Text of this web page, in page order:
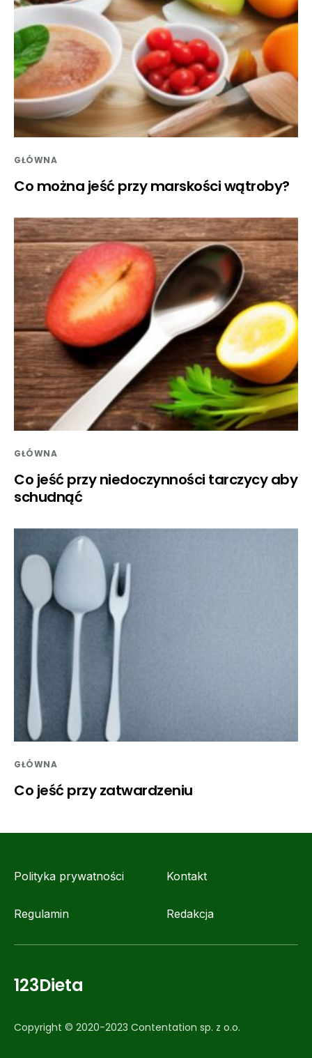
GŁÓWNA
Co można jeść przy marskości wątroby?
GŁÓWNA
Co jeść przy niedoczynności tarczycy aby
schudnąć
GŁÓWNA
Co jeść przy zatwardzeniu
Polityka prywatności Kontakt
Regulamin Redakcja
123Dieta
Copyright © 2020-2023 Contentation sp. z o.o.